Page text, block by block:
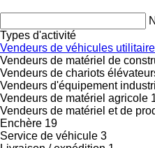
Types d'activité
Vendeurs de véhicules
Vendeurs de matériel de
Vendeurs de chariots
Vendeurs d'équipement
Vendeurs de matériel agricole
Vendeurs de matériel et de
Enchère 19
Service de véhicule 3